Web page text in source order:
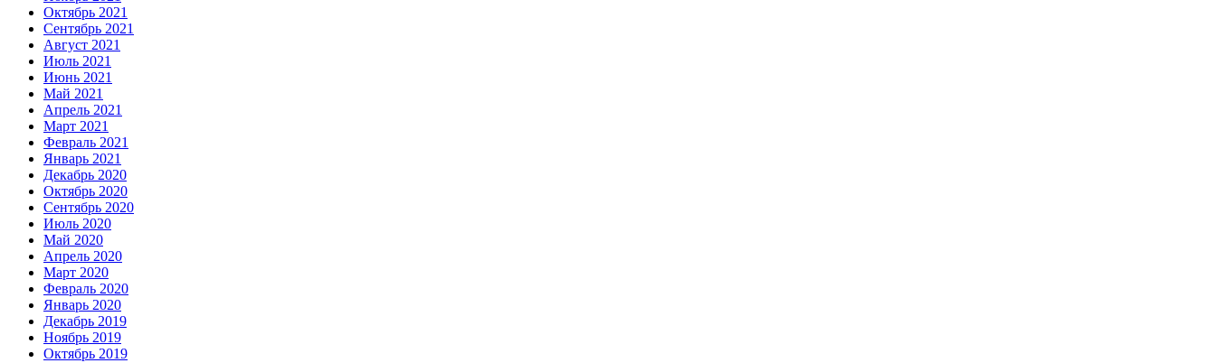
Октябрь 2021
Сентябрь 2021
Август 2021
Июль 2021
Июнь 2021
Май 2021
Апрель 2021
Март 2021
Февраль 2021
Январь 2021
Декабрь 2020
Октябрь 2020
Сентябрь 2020
Июль 2020
Май 2020
Апрель 2020
Март 2020
Февраль 2020
Январь 2020
Декабрь 2019
Ноябрь 2019
Октябрь 2019